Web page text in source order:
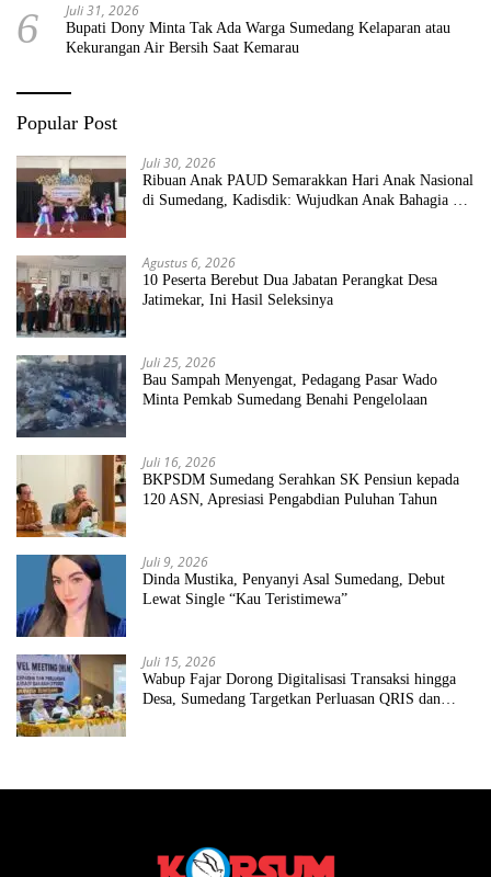
6 Juli 31, 2026
Bupati Dony Minta Tak Ada Warga Sumedang Kelaparan atau
Kekurangan Air Bersih Saat Kemarau
Popular Post
Juli 30, 2026
Ribuan Anak PAUD Semarakkan Hari Anak Nasional
di Sumedang, Kadisdik: Wujudkan Anak Bahagia dan
Agustus 6, 2026
10 Peserta Berebut Dua Jabatan Perangkat Desa
Jatimekar, Ini Hasil Seleksinya
Juli 25, 2026
Bau Sampah Menyengat, Pedagang Pasar Wado
Minta Pemkab Sumedang Benahi Pengelolaan
Juli 16, 2026
BKPSDM Sumedang Serahkan SK Pensiun kepada
120 ASN, Apresiasi Pengabdian Puluhan Tahun
Juli 9, 2026
Dinda Mustika, Penyanyi Asal Sumedang, Debut
Lewat Single “Kau Teristimewa”
Juli 15, 2026
Wabup Fajar Dorong Digitalisasi Transaksi hingga
Desa, Sumedang Targetkan Perluasan QRIS dan